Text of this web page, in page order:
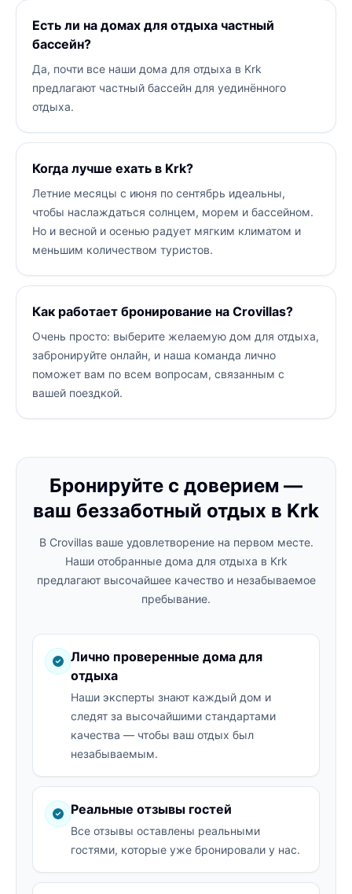
Есть ли на домах для отдыха частный
бассейн?
Да, почти все наши дома для отдыха в Krk
предлагают частный бассейн для уединённого
отдыха.
Когда лучше ехать в Krk?
Летние месяцы с июня по сентябрь идеальны,
чтобы наслаждаться солнцем, морем и бассейном.
Но и весной и осенью радует мягким климатом и
меньшим количеством туристов.
Как работает бронирование на Crovillas?
Очень просто: выберите желаемую дом для отдыха,
забронируйте онлайн, и наша команда лично
поможет вам по всем вопросам, связанным с
вашей поездкой.
Бронируйте с доверием —
ваш беззаботный отдых в Krk
В Crovillas ваше удовлетворение на первом месте.
Наши отобранные дома для отдыха в Krk
предлагают высочайшее качество и незабываемое
пребывание.
Лично проверенные дома для
отдыха
Наши эксперты знают каждый дом и
следят за высочайшими стандартами
качества — чтобы ваш отдых был
незабываемым.
Реальные отзывы гостей
Все отзывы оставлены реальными
гостями, которые уже бронировали у нас.